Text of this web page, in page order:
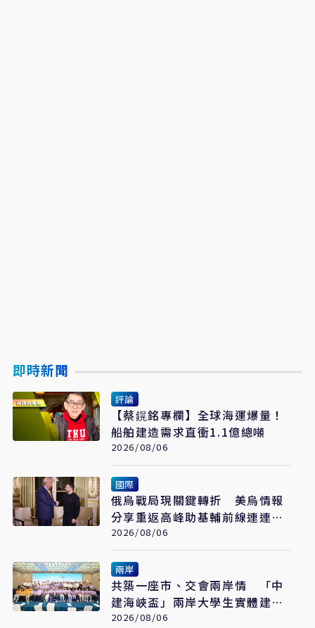
即時新聞
評論
【蔡鎤銘專欄】全球海運爆量！
船舶建造需求直衝1.1億總噸
2026/08/06
國際
俄烏戰局現關鍵轉折 美烏情報
分享重返高峰助基輔前線連連得
手
2026/08/06
兩岸
共築一座市、交會兩岸情 「中
建海峽盃」兩岸大學生實體建構
賽在福州落幕
2026/08/06